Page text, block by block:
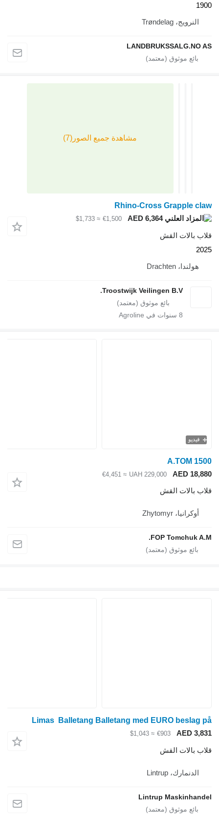
1900
النرويج، Trøndelag
LANDBRUKSSALG.NO AS
Rhino-Cross Grapple claw
AED 6,364
€1,500
≈ $1,733
قلاب بالات القش
2025
هولندا، Drachten
Troostwijk Veilingen B.V.
8 سنوات في Agroline
فيديو
A.TOM 1500
AED 18,880
UAH 229,000
≈ €4,451
قلاب بالات القش
أوكرانيا، Zhytomyr
FOP Tomchuk A.M.
Limas Balletang Balletang med EURO beslag på
AED 3,831
€903
≈ $1,043
قلاب بالات القش
الدنمارك، Lintrup
Lintrup Maskinhandel